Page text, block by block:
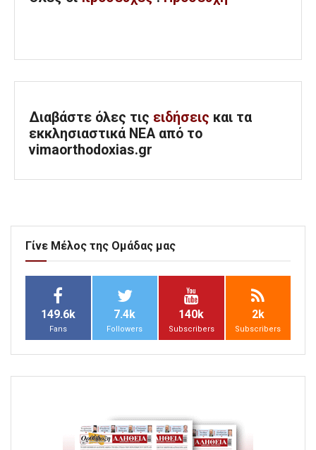
Διαβάστε όλες τις ειδήσεις και τα
εκκλησιαστικά ΝΕΑ από το
vimaorthodoxias.gr
Γίνε Μέλος της Ομάδας μας
149.6k
Fans
7.4k
Followers
140k
Subscribers
2k
Subscribers